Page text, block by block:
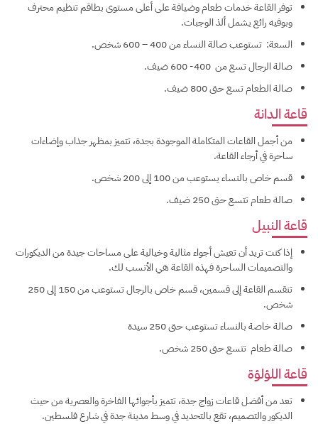
توفر القاعة خدمات طعام وضيافة على أعلى مستوى بطاقم تنظيم محترف
وبوفيه رائع يشمل ألذ الوجبات.
السعة: تستوعب صالة النساء من 400 – 600 شخص.
صالة الرجال تسع من 400- 600 ضيف.
صالة الطعام تسع حتى 800 ضيف.
قاعة الدانة
من أجمل القاعات المتكاملة الموجودة بجدة، تتميز بمظهر جذاب وإضاءات
ساحرة في أرجاء القاعة.
قسم خاص بالنساء يستوعب من 100 إلى 200 شخص.
صالة طعام تتسع حتى 250 ضيف.
قاعة النبيل
إذا كنت تريد أن تعيش أجواء مثالية وخيالية على مساحات جيدة من الديكورات
والتصميمات الساحرة فهذه القاعة هي الأنسب لك.
تنقسم القاعة إلى قسمين، قسم خاص بالرجال تستوعب من 150 إلى 250
شخص.
صالة خاصة بالنساء تستوعب حتى 250 سيدة
صالة طعام تتسع حتى 250 شخص.
قاعة اللؤلؤة
تعد من أفضل قاعات زواج جدة، تتميز بأجوائها الفاخرة والعصرية من حيث
الديكور والتصميم، تقع بالتحديد في وسط مدينة جدة في شارع فلسطين.